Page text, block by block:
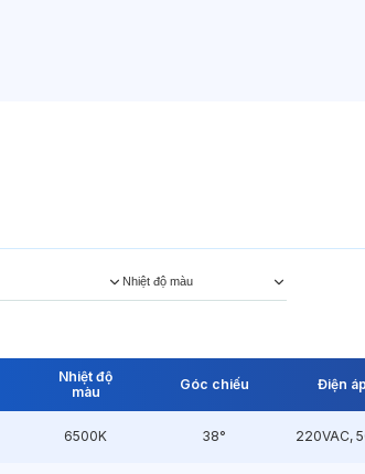
Nhiệt độ màu
Nhiệt độ
màu
Góc chiếu Điện áp
6500K 38° 220VAC,